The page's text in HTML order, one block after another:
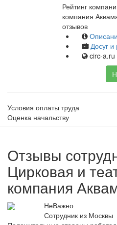
Рейтинг
компания
отзывов
Досуг и
circ-a.ru
Условия оплаты труда
Оценка начальству
Отзывы
Цирковая и
компания
НеВажно
Сотрудник из Москвы